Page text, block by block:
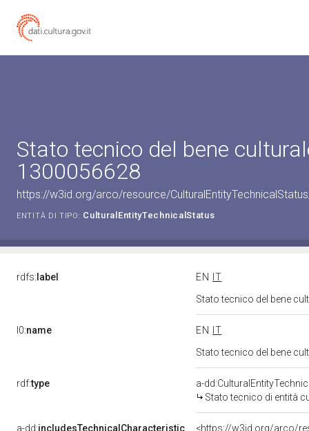
Stato tecnico del bene
1300056628
https://w3id.org/arco/resource/
ENTITÀ DI TIPO: CulturalEntityTechnicalStatus
rdfs: label EN
IT
Stato tecnico del bene
l0:name EN
IT
Stato tecnico del bene
rdf:type
a-
Stato tecnico di entità
a-dd:includesTechnicalCharacteristic
<https://w3id.org/arco/